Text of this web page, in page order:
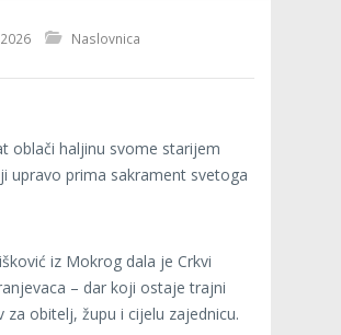
Naslovnica
oblači haljinu svome starijem
upravo prima sakrament svetoga
iz Mokrog dala je Crkvi
– dar koji ostaje trajni
za obitelj, župu i cijelu zajednicu.